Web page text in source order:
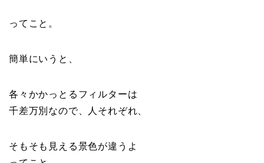
ってこと。
簡単にいうと、
各々かかっとるフィルターは
千差万別なので、人それぞれ、
そもそも見える景色が違うよ